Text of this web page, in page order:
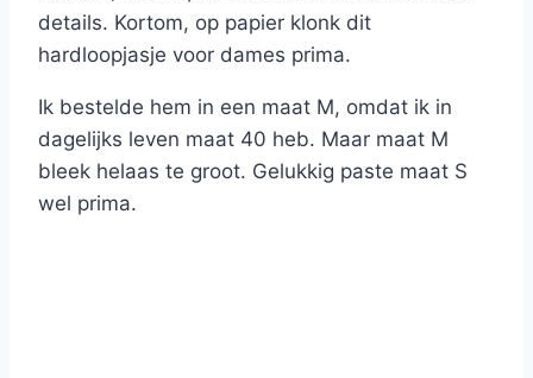
details. Kortom, op papier klonk dit
hardloopjasje voor dames prima.
Ik bestelde hem in een maat M, omdat ik in
dagelijks leven maat 40 heb. Maar maat M
bleek helaas te groot. Gelukkig paste maat S
wel prima.